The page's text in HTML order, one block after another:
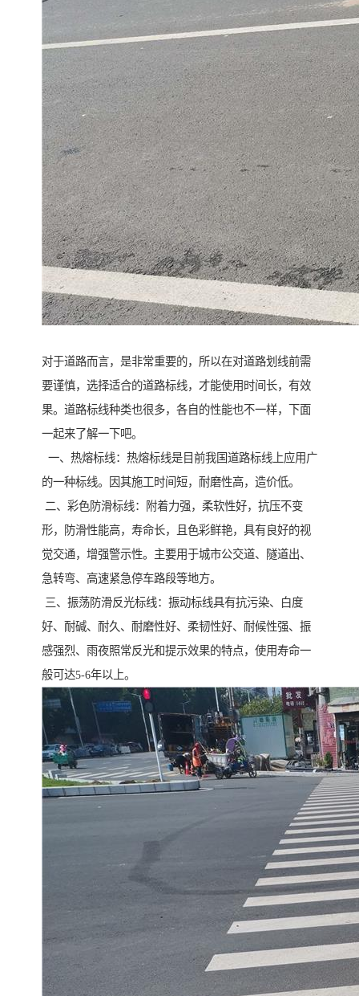
对于道路而言，是非常重要的，所以在对道路划线前需
要谨慎，选择适合的道路标线，才能使用时间长，有效
果。道路标线种类也很多，各自的性能也不一样，下面
一起来了解一下吧。
一、热熔标线：热熔标线是目前我国道路标线上应用广
的一种标线。因其施工时间短，耐磨性高，造价低。
二、彩色防滑标线：附着力强，柔软性好，抗压不变
形，防滑性能高，寿命长，且色彩鲜艳，具有良好的视
觉交通，增强警示性。主要用于城市公交道、隧道出、
急转弯、高速紧急停车路段等地方。
三、振荡防滑反光标线：振动标线具有抗污染、白度
好、耐碱、耐久、耐磨性好、柔韧性好、耐候性强、振
感强烈、雨夜照常反光和提示效果的特点，使用寿命一
般可达5-6年以上。